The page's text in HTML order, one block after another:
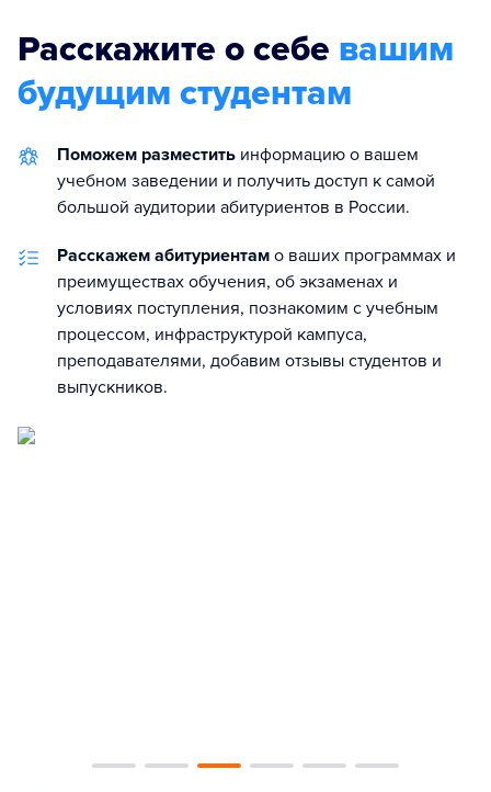
Расскажите о себе вашим
будущим студентам
Поможем разместить информацию о вашем
учебном заведении и получить доступ к самой
большой аудитории абитуриентов в России.
Расскажем абитуриентам о ваших программах и
преимуществах обучения, об экзаменах и
условиях поступления, познакомим с учебным
процессом, инфраструктурой кампуса,
преподавателями, добавим отзывы студентов и
выпускников.